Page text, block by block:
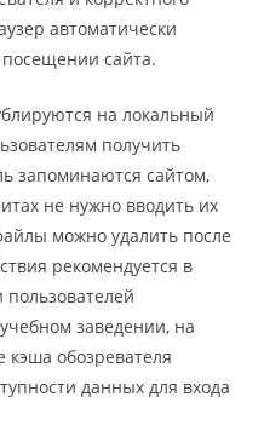
автоматически
сайта.
на локальный
получить
запоминаются сайтом,
не нужно вводить их
можно удалить после
рекомендуется в
пользователей
заведении, на
обозревателя
данных для входа